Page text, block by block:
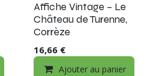
Affiche Vintage – Le
Château de Turenne,
Corrèze
16,66€
Ajouter au panier